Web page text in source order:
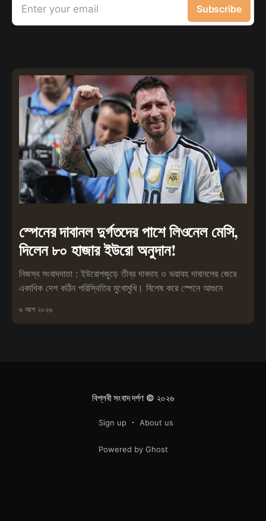
Enter your email Subscribe
স্পেনের দাবানল দুর্গতদের পাশে লিওনেল মেসি,
দিলেন ৮০ হাজার ইউরো অনুদান!
নিজস্ব সংবাদদাতা : ইউরোপজুড়ে তীব্র দাবদাহ ও ভয়াবহ দাবানলের জেরে
একাধিক দেশ কঠিন পরিস্থিতির মুখোমুখি। বিশেষ করে স্পেনে আগুনে
৬ আগ ২০২৬
বিপ্লবী সংবাদ দর্পণ© ২০২৬
Sign up About us
Powered by Ghost